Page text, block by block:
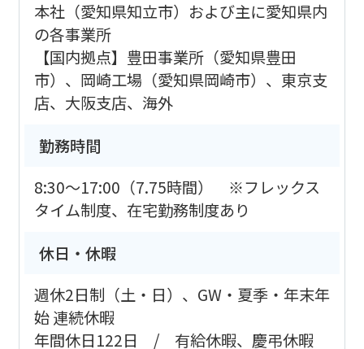
本社（愛知県知立市）および主に愛知県内
の各事業所
【国内拠点】豊田事業所（愛知県豊田
市）、岡崎工場（愛知県岡崎市）、東京支
店、大阪支店、海外
勤務時間
8:30～17:00（7.75時間） ※フレックス
タイム制度、在宅勤務制度あり
休日・休暇
週休2日制（土・日）、GW・夏季・年末年
始 連続休暇
年間休日122日 / 有給休暇、慶弔休暇